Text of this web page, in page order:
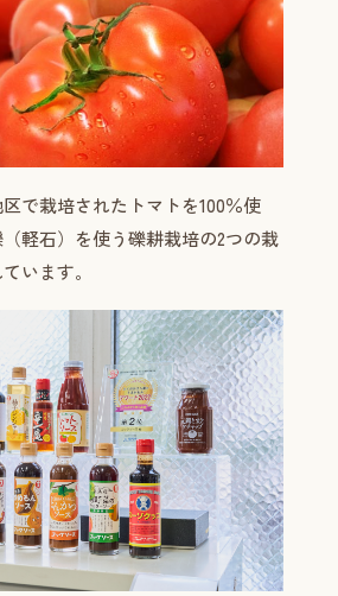
で栽培されたトマトを100％使
軽石）を使う礫耕栽培の2つの栽
います。